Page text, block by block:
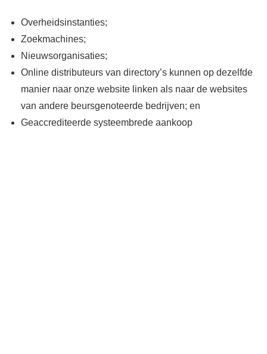
Overheidsinstanties;
Zoekmachines;
Nieuwsorganisaties;
Online distributeurs van directory’s kunnen op dezelfde
manier naar onze website linken als naar de websites
van andere beursgenoteerde bedrijven; en
Geaccrediteerde systeembrede aankoop